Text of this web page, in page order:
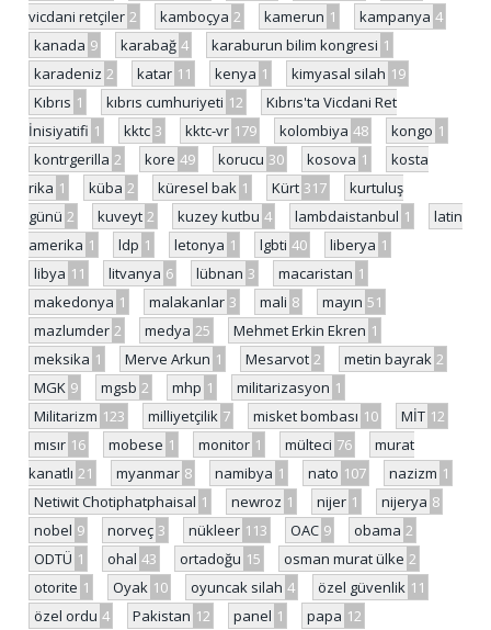
vicdani retçiler 2 kamboçya 2 kamerun 1 kampanya 4
kanada 9 karabağ 4 karaburun bilim kongresi 1
karadeniz 2 katar 11 kenya 1 kimyasal silah 19
Kıbrıs 1 kıbrıs cumhuriyeti 12
Kıbrıs'ta Vicdani Ret
İnisiyatifi 1 kktc 3 kktc-vr 179 kolombiya 48 kongo 1
kontrgerilla 2 kore 49 korucu 30 kosova 1
kosta
rika 1 küba 2 küresel bak 1 Kürt 317
kurtuluş
günü 2 kuveyt 2 kuzey kutbu 4 lambdaistanbul 1
latin
amerika 1 ldp 1 letonya 1 lgbti 40 liberya 1
libya 11 litvanya 6 lübnan 3 macaristan 1
makedonya 1 malakanlar 3 mali 8 mayın 51
mazlumder 2 medya 25 Mehmet Erkin Ekren 1
meksika 1 Merve Arkun 1 Mesarvot 2 metin bayrak 2
MGK 9 mgsb 2 mhp 1 militarizasyon 1
Militarizm 123 milliyetçilik 7 misket bombası 10 MİT 12
mısır 16 mobese 1 monitor 1 mülteci 76
murat
kanatlı 21 myanmar 8 namibya 1 nato 107 nazizm 1
Netiwit Chotiphatphaisal 1 newroz 1 nijer 1 nijerya 8
nobel 9 norveç 3 nükleer 113 OAC 9 obama 2
ODTÜ 1 ohal 43 ortadoğu 15 osman murat ülke 2
otorite 1 Oyak 10 oyuncak silah 4 özel güvenlik 11
özel ordu 4 Pakistan 12 panel 1 papa 12